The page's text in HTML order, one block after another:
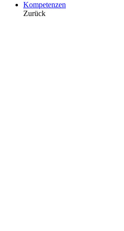
Kompetenzen
Zurück